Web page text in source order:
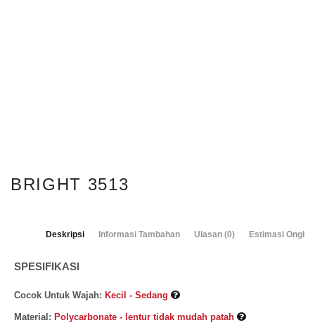
BRIGHT 3513
Deskripsi Informasi Tambahan Ulasan (0) Estimasi
SPESIFIKASI
Cocok Untuk Wajah: Kecil - Sedang
Material: Polycarbonate - lentur tidak mudah patah